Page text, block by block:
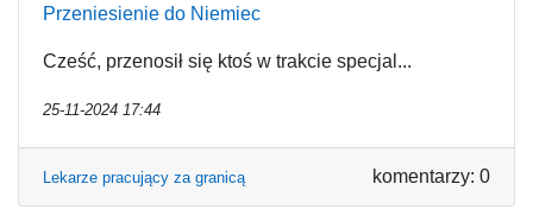
Przeniesienie do Niemiec
Cześć, przenosił się ktoś w trakcie specjal...
25-11-2024 17:44
Lekarze pracujący za granicą komentarzy: 0